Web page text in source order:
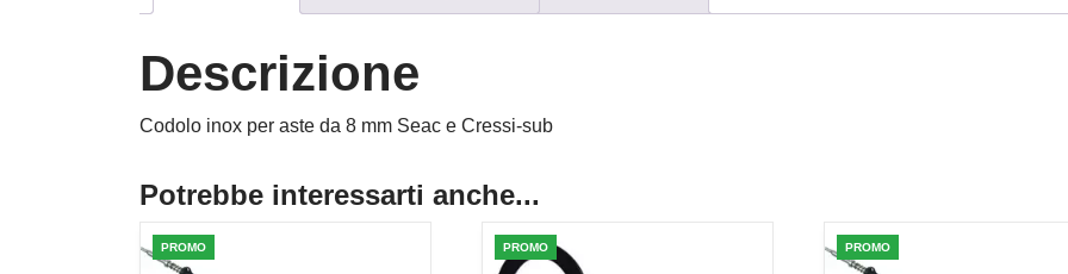
Descrizione
Codolo inox per aste da 8 mm Seac e Cressi-sub
Potrebbe interessarti anche...
PROMO PROMO PROMO